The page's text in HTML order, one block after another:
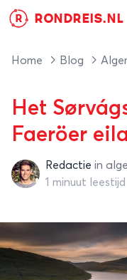
R RONDREIS.NL
Home Blog
Het
Faeröer
RedactieRedactie in
1 minuut leestijd